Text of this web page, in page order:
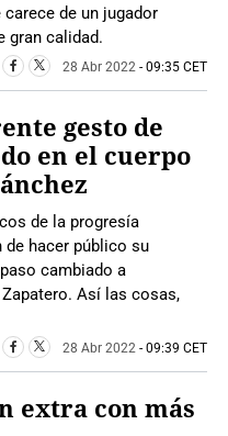
de un jugador
gran calidad.
28 Abr 2022 - 09:35 CET
gesto de
en el cuerpo
de la progresía
hacer público su
cambiado a
Así las cosas,
28 Abr 2022 - 09:39 CET
extra con más